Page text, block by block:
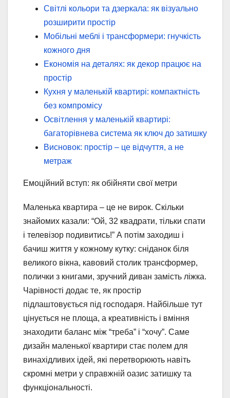
Світлі кольори та дзеркала: як візуально
розширити простір
Мобільні меблі і трансформери: гнучкість
кожного дня
Економія на деталях: як декор працює на
простір
Кухня у маленькій квартирі: компактність
без компромісу
Освітлення у маленькій квартирі:
багаторівнева система як ключ до затишку
Висновок: простір – це відчуття, а не
метраж
Емоційний вступ: як обійняти свої метри
Маленька квартира – це не вирок. Скільки
знайомих казали: “Ой, 32 квадрати, тільки спати
і телевізор подивитись!” А потім заходиш і
бачиш життя у кожному кутку: сніданок біля
великого вікна, кавовий столик трансформер,
полички з книгами, зручний диван замість ліжка.
Чарівності додає те, як простір
підлаштовується під господаря. Найбільше тут
цінується не площа, а креативність і вміння
знаходити баланс між “треба” і “хочу”. Саме
дизайн маленької квартири стає полем для
винахідливих ідей, які перетворюють навіть
скромні метри у справжній оазис затишку та
функціональності.